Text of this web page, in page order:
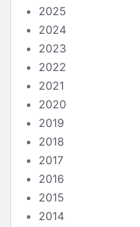
2025
2024
2023
2022
2021
2020
2019
2018
2017
2016
2015
2014